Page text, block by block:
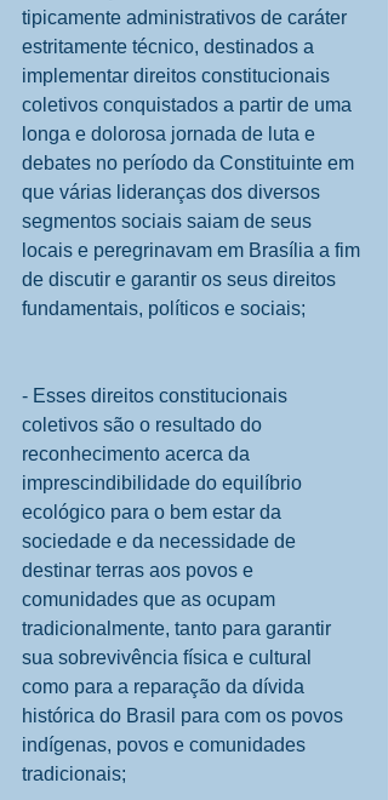
tipicamente administrativos de caráter
estritamente técnico, destinados a
implementar direitos constitucionais
coletivos conquistados a partir de uma
longa e dolorosa jornada de luta e
debates no período da Constituinte em
que várias lideranças dos diversos
segmentos sociais saiam de seus
locais e peregrinavam em Brasília a fim
de discutir e garantir os seus direitos
fundamentais, políticos e sociais;
- Esses direitos constitucionais
coletivos são o resultado do
reconhecimento acerca da
imprescindibilidade do equilíbrio
ecológico para o bem estar da
sociedade e da necessidade de
destinar terras aos povos e
comunidades que as ocupam
tradicionalmente, tanto para garantir
sua sobrevivência física e cultural
como para a reparação da dívida
histórica do Brasil para com os povos
indígenas, povos e comunidades
tradicionais;